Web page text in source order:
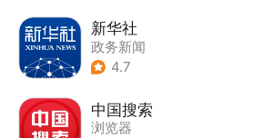
新华社
政务新闻
4.7
中国搜索
浏览器